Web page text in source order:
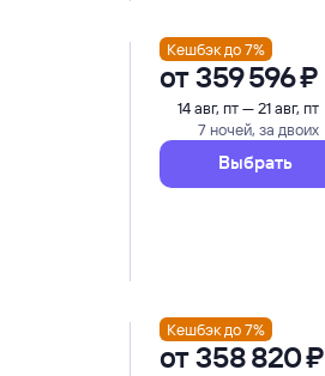
Кешбэк до 7%
от359 ⁠596 ⁠₽
14 авг, пт — 21 авг, пт
7 ночей, за двоих
Выбрать
Кешбэк до 7%
от358 ⁠820 ⁠₽